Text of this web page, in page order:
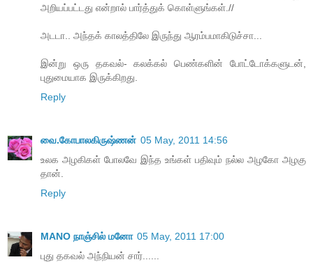
அறியப்பட்டது என்றால் பார்த்துக் கொள்ளுங்கள்.//
அடடா.. அந்தக் காலத்திலே இருந்து ஆரம்பமாகிடுச்சா...
இன்று ஒரு தகவல்- கலக்கல் பெண்களின் போட்டோக்களுடன்,
புதுமையாக இருக்கிறது.
Reply
வை.கோபாலகிருஷ்ணன் 05 May, 2011 14:56
உலக அழகிகள் போலவே இந்த உங்கள் பதிவும் நல்ல அழகோ அழகு
தான்.
Reply
MANO நாஞ்சில் மனோ 05 May, 2011 17:00
புது தகவல் அந்நியன் சார்......